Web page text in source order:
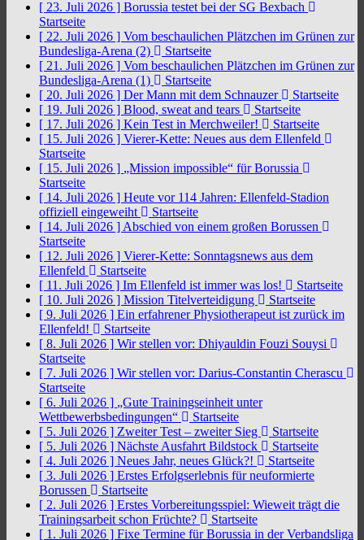
[ 23. Juli 2026 ] Borussia testet bei der SG Bexbach
Startseite
[ 22. Juli 2026 ] Vom beschaulichen Plätzchen im Grünen zur
Bundesliga-Arena (2)
Startseite
[ 21. Juli 2026 ] Vom beschaulichen Plätzchen im Grünen zur
Bundesliga-Arena (1)
Startseite
[ 20. Juli 2026 ] Der Mann mit dem Schnauzer
Startseite
[ 19. Juli 2026 ] Blood, sweat and tears
Startseite
[ 17. Juli 2026 ] Kein Test in Merchweiler!
Startseite
[ 15. Juli 2026 ] Vierer-Kette: Neues aus dem Ellenfeld
Startseite
[ 15. Juli 2026 ] „Mission impossible“ für Borussia
Startseite
[ 14. Juli 2026 ] Heute vor 114 Jahren: Ellenfeld-Stadion
offiziell eingeweiht
Startseite
[ 14. Juli 2026 ] Abschied von einem großen Borussen
Startseite
[ 12. Juli 2026 ] Vierer-Kette: Sonntagsnews aus dem
Ellenfeld
Startseite
[ 11. Juli 2026 ] Im Ellenfeld ist immer was los!
Startseite
[ 10. Juli 2026 ] Mission Titelverteidigung
Startseite
[ 9. Juli 2026 ] Ein erfahrener Physiotherapeut ist zurück im
Ellenfeld!
Startseite
[ 8. Juli 2026 ] Wir stellen vor: Dhiyauldin Fouzi Souysi
Startseite
[ 7. Juli 2026 ] Wir stellen vor: Darius-Constantin Cherascu
Startseite
[ 6. Juli 2026 ] „Gute Trainingseinheit unter
Wettbewerbsbedingungen“
Startseite
[ 5. Juli 2026 ] Zweiter Test – zweiter Sieg
Startseite
[ 5. Juli 2026 ] Nächste Ausfahrt Bildstock
Startseite
[ 4. Juli 2026 ] Neues Jahr, neues Glück?!
Startseite
[ 3. Juli 2026 ] Erstes Erfolgserlebnis für neuformierte
Borussen
Startseite
[ 2. Juli 2026 ] Erstes Vorbereitungsspiel: Wieweit trägt die
Trainingsarbeit schon Früchte?
Startseite
[ 1. Juli 2026 ] Fixe Termine für Borussia in der Verbandsliga